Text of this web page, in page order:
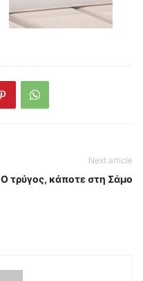
Next article
Ο τρύγος, κάποτε στη Σάμο